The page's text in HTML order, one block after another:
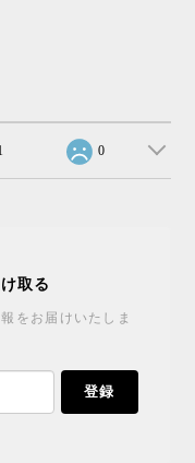
0
取る
をお届けいたしま
登録